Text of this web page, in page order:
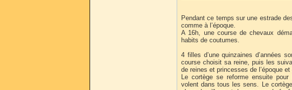
Pendant ce temps sur une estrade
comme à l’époque.
A 16h, une course de chevaux
habits de coutumes.
4 filles d’une quinzaines d’années
course choisit sa reine, puis les
de reines et princesses de l’époque
Le cortège se reforme ensuite
volent dans tous les sens. Le